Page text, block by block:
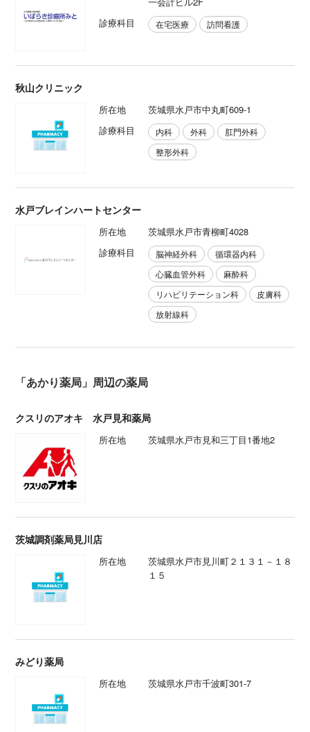
診療科目
在宅医療 訪問看護
秋山クリニック
所在地
茨城県水戸市中丸町609-1
診療科目
内科 外科
肛門外科
整形外科
水戸ブレインハートセンター
所在地
茨城県水戸市青柳町4028
診療科目
脳神経外科
循環器内科
心臓血管外科
麻酔科
リハビリテーション科
皮膚科
放射線科
「あかり薬局」周辺の薬局
クスリのアオキ 水戸見和薬局
所在地 茨城県水戸市見和三丁目1番地2
茨城調剤薬局見川店
所在地
茨城県水戸市見川町２１３１－１８
１５
みどり薬局
所在地 茨城県水戸市千波町301-7